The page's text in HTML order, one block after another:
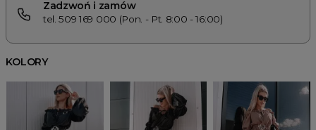
Zadzwoń i zamów
tel. 509 169 000 (Pon. - Pt. 8:00 - 16:00)
KOLORY